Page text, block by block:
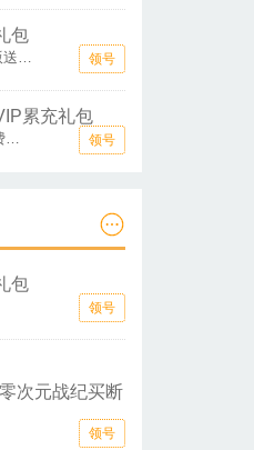
消消大亨(0.1折免费版送6480)新手礼包 领号
豪门足球风云(1折免费版)VIP累充礼包 领号
领号
领号